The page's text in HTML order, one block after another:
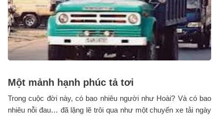
Một mảnh hạnh phúc tả tơi
Trong cuộc đời này, có bao nhiêu người như Hoài? Và có bao
nhiêu nỗi đau… đã lặng lẽ trôi qua như một chuyến xe tải ngày